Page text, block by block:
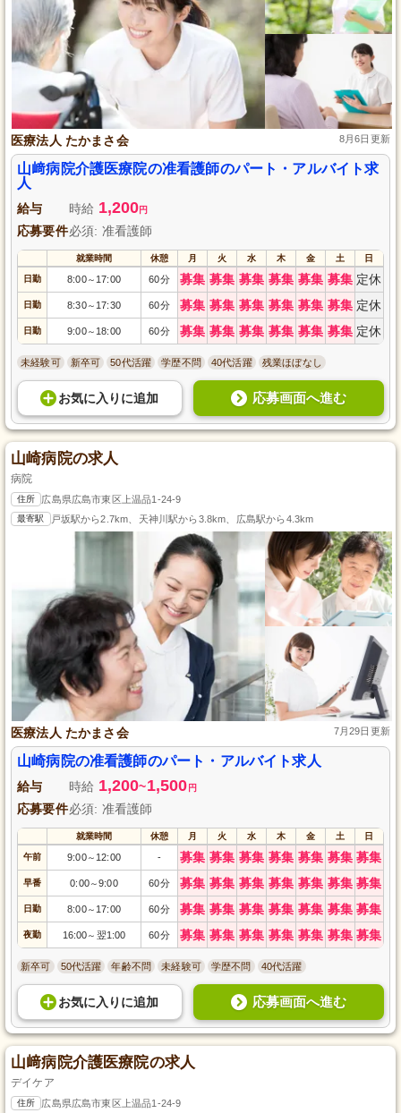
医療法人 たかまさ会 8月6日更新
山﨑病院介護医療院の准看護師のパート・アルバイト求
人
給与 時給 1,200円
応募要件必須: 准看護師
就業時間 休憩 月 火 水 木 金 土 日
日勤 8:00～ 17:00 60分 募集 募集 募集 募集 募集 募集 定休
日勤 8:30～ 17:30 60分 募集 募集 募集 募集 募集 募集 定休
日勤 9:00～ 18:00 60分 募集 募集 募集 募集 募集 募集 定休
未経験可 新卒可 50代活躍 学歴不問 40代活躍 残業ほぼなし
お気に入り に追加 応募画面へ進む
山崎病院の求人
病院
住所 広島県広島市東区上温品1-24-9
最寄駅 戸坂駅から2.7km、天神川駅から3.8km、広島駅から4.3km
医療法人 たかまさ会 7月29日更新
山崎病院の准看護師のパート・アルバイト求人
給与 時給 1,200~1,500 円
応募要件必須: 准看護師
就業時間 休憩 月 火 水 木 金 土 日
午前 9:00～ 12:00 - 募集 募集 募集 募集 募集 募集 募集
早番 0:00～9:00 60分 募集 募集 募集 募集 募集 募集 募集
日勤 8:00～ 17:00 60分 募集 募集 募集 募集 募集 募集 募集
夜勤 16:00～ 翌1:00 60分 募集 募集 募集 募集 募集 募集 募集
新卒可 50代活躍 年齢不問 未経験可 学歴不問 40代活躍
お気に入り に追加 応募画面へ進む
山﨑病院介護医療院の求人
デイケア
住所 広島県広島市東区上温品1-24-9